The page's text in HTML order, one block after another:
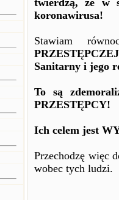
twierdzą, że w
koronawirusa!
Stawiam
Sanitarny i jego
To są
PRZESTĘPCY!
Ich celem jest
Przechodzę więc
wobec tych ludzi.